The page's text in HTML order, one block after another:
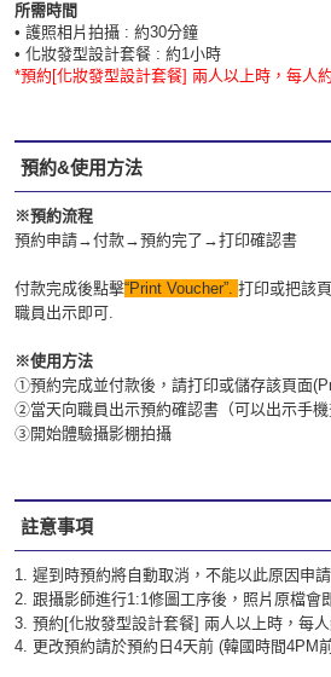
所需時間
• 護照相片拍攝 : 約30分鐘
• 化妝發型設計套餐 : 約1小時
*預約[化妝發型設計套餐] 兩人以上時，每人
預約&使用方法
※預約流程
預約申請→付款→預約完了→打印確認書
付款完成後點擊“Print Voucher”. 打印或把該
職員出示即可.
※使用方法
①預約完成並付款後，請打印或儲存該頁面
②當天向職員出示預約確認書（可以出示手機
③開始體驗攝影棚拍攝
註意事項
1. 遲到時預約將自動取消，不能以此原因申
2. 跟攝影師進行1:1修圖工序後，照片原檔會
3. 預約[化妝發型設計套餐] 兩人以上時，每
4. 更改預約請於預約日4天前 (韓國時間4PM